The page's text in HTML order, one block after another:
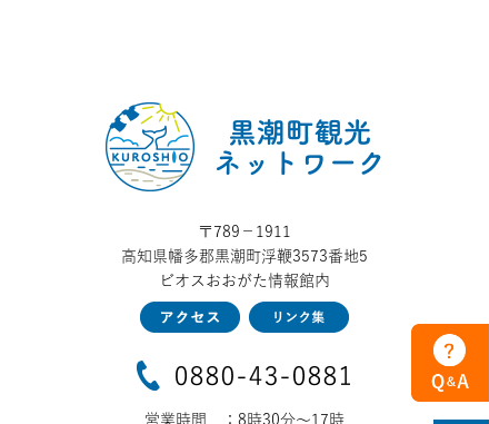
〒789−1911
高知県幡多郡黒潮町浮鞭3573番地5
ビオスおおがた情報館内
営業時間 ：8時30分～17時